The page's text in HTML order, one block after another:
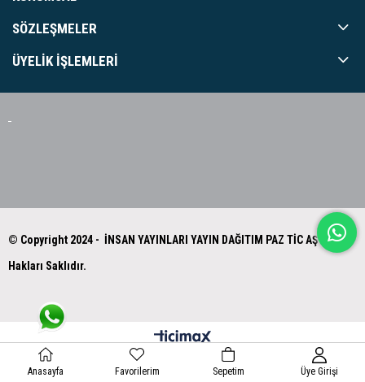
SÖZLEŞMELER
ÜYELIK İŞLEMLERI
© Copyright 2024 - İNSAN YAYINLARI YAYIN DAĞITIM PAZ TİC AŞ Tüm
Hakları Saklıdır.
Anasayfa Favorilerim Sepetim Üye Girişi